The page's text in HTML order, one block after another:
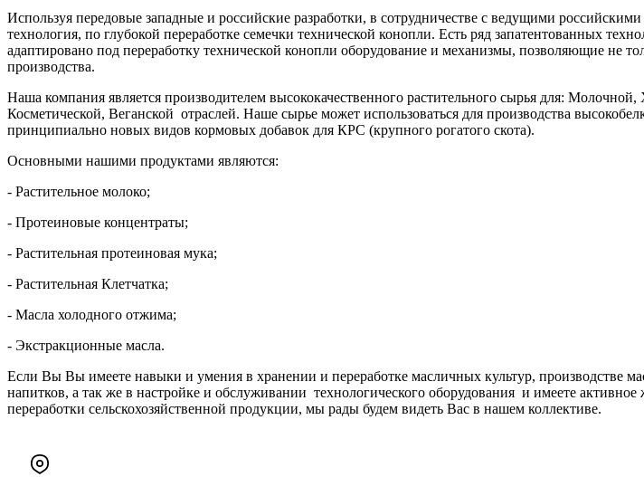
Используя передовые западные и российские разработки, в сотрудничестве с ведущими
технология, по глубокой переработке семечки технической конопли. Есть ряд запатентованных
адаптировано под переработку технической конопли оборудование и механизмы, позволяющие не
производства.
Наша компания является производителем высококачественного растительного сырья для:
Косметической, Веганской отраслей. Наше сырье может использоваться для производства
принципиально новых видов кормовых добавок для КРС (крупного рогатого скота).
Основными нашими продуктами являются:
- Растительное молоко;
- Протеиновые концентраты;
- Растительная протеиновая мука;
- Растительная Клетчатка;
- Масла холодного отжима;
- Экстракционные масла.
Если Вы Вы имеете навыки и умения в хранении и переработке масличных культур, производстве
напитков, а так же в настройке и обслуживании технологического оборудования и имеете
переработки сельскохозяйственной продукции, мы рады будем видеть Вас в нашем коллективе.